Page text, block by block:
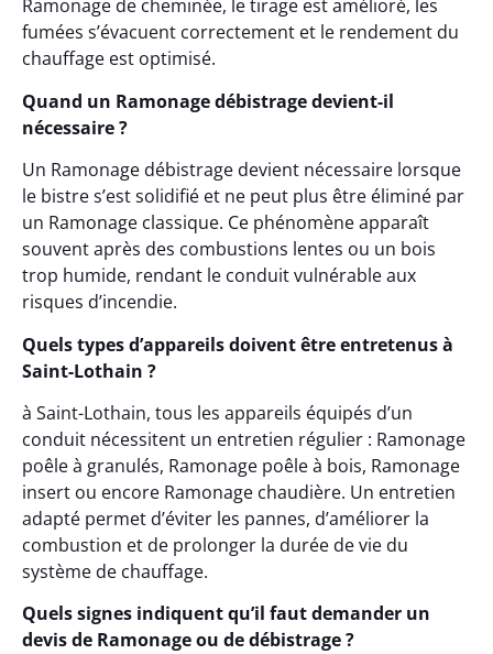
Ramonage de cheminée, le tirage est amélioré, les
fumées s’évacuent correctement et le rendement du
chauffage est optimisé.
Quand un Ramonage débistrage devient-il
nécessaire ?
Un Ramonage débistrage devient nécessaire lorsque
le bistre s’est solidifié et ne peut plus être éliminé par
un Ramonage classique. Ce phénomène apparaît
souvent après des combustions lentes ou un bois
trop humide, rendant le conduit vulnérable aux
risques d’incendie.
Quels types d’appareils doivent être entretenus à
Saint-Lothain ?
à Saint-Lothain, tous les appareils équipés d’un
conduit nécessitent un entretien régulier : Ramonage
poêle à granulés, Ramonage poêle à bois, Ramonage
insert ou encore Ramonage chaudière. Un entretien
adapté permet d’éviter les pannes, d’améliorer la
combustion et de prolonger la durée de vie du
système de chauffage.
Quels signes indiquent qu’il faut demander un
devis de Ramonage ou de débistrage ?